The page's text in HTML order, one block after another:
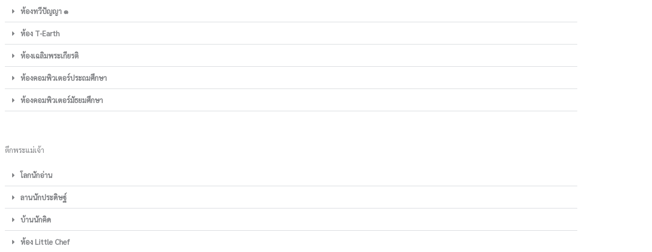
ห้องทวีปัญญา ๑
ห้อง T-Earth
ห้องเฉลิมพระเกียรติ
ห้องคอมพิวเตอร์ประถมศึกษา
ห้องคอมพิวเตอร์มัธยมศึกษา
ตึกพระแม่เจ้า
โลกนักอ่าน
ลานนักประดิษฐ์
บ้านนักคิด
ห้อง Little Chef